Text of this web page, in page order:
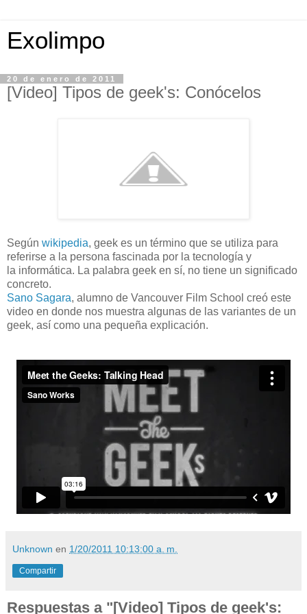
Exolimpo
20 de enero de 2011
[Video] Tipos de geek's: Conócelos
Según wikipedia, geek es un término que se utiliza para
referirse a la persona fascinada por la tecnología y
la informática. La palabra geek en sí, no tiene un significado
concreto.
Sano Sagara, alumno de Vancouver Film School creó este
video en donde nos muestra algunas de las variantes de un
geek, así como una pequeña explicación.
Unknown en 1/20/2011 10:13:00 a. m.
Compartir
Respuestas a "[Video] Tipos de geek's: